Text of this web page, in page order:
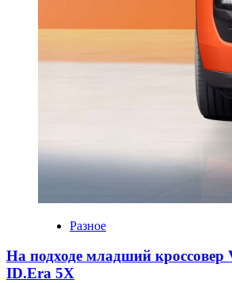
Разное
На подходе младший кроссовер
ID.Era 5X